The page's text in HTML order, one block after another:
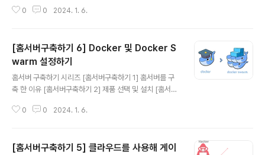
고 DDNS [홈서버구축하기 4] 클라우드플레어를 활용하
서버구축하기 6] Docker 및 Docker Swarm 설정하기
[홈서버구축하기 7] 공유 스토리지를 만들어보자(feat. 시
놀로지) [홈서버구축하기 8] 완성된 내 홈서버 네트워크 구
성도 및 홈서버 배치 모습 그리고 총 비용 앞선 게시글에서
여러개의 서버를 운영할 때 공유스토리지가 필요 한 이유
에 대해 설명을 하고 마무리되었다. 필자는 이를 깨달았을
0 0 2024. 1. 6.
[홈서버구축하기 6] Docker 및 Docker S
warm 설정하기
홈서버 구축하기 시리즈 [홈서버구축하기 1] 홈서버를 구
축 한 이유 [홈서버구축하기 2] 제품 선택 및 설치 [홈서버
고 DDNS [홈서버구축하기 4] 클라우드플레어를 활용하
서버구축하기 6] Docker 및 Docker Swarm 설정하기
0 0 2024. 1. 6.
[홈서버구축하기 5] 클라우드를 사용해 게이